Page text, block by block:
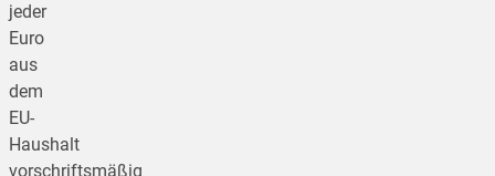
jeder
Euro
aus
dem
EU-
Haushalt
vorschriftsmäßig